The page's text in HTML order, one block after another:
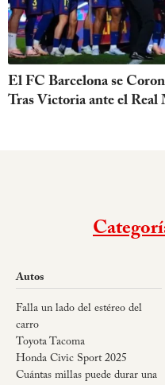
El FC Barcelona se
Tras Victoria ante el
Autos
Falla un lado del estéreo del
carro
Toyota Tacoma
Honda Civic Sport 2025
Cuántas millas puede durar una